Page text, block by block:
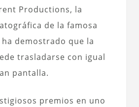
Productions, la
de la famosa
ha demostrado que la
trasladarse con igual
pantalla.
premios en uno